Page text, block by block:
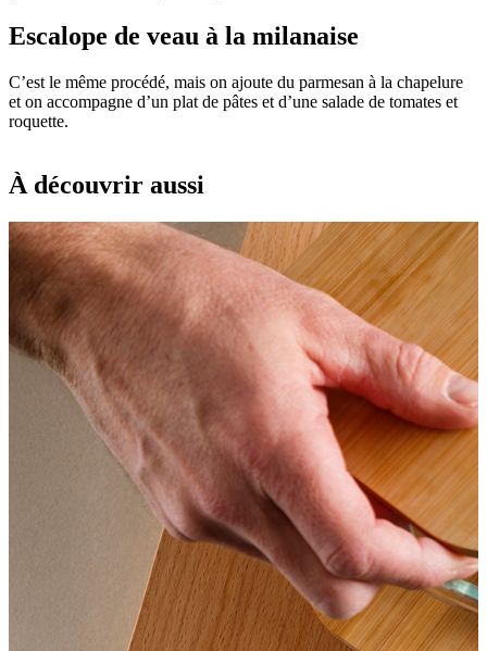
Escalope de veau à la milanaise
C’est le même procédé, mais on ajoute du parmesan à la chapelure
et on accompagne d’un plat de pâtes et d’une salade de tomates et
roquette.
À découvrir aussi